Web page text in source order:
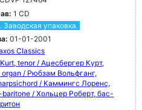
1 CD
Заводская упаковка.
01-01-2001
Classics
tenor / Ацесбергер Курт,
organ / Рюбзам Вольфганг,
/ Каммингс Лоренс,
baritone / Хольцер Роберт, бас-